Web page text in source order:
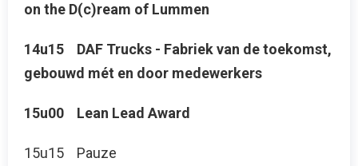
on the D(c)ream of Lummen
14u15 DAF Trucks - Fabriek van de toekomst,
gebouwd mét en door medewerkers
15u00 Lean Lead Award
15u15 Pauze